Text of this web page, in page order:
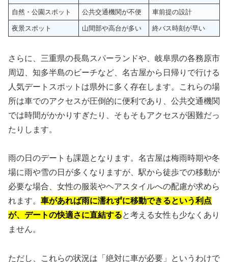
自然・公園スポット 公共交通機関が不便 車前提の設計
夜景スポット 山間部や高台が多い 終バス時刻が早い
さらに、三重県の長島スパーランドや、岐阜県の各務原市
周辺、知多半島のビーチなど、名古屋から日帰りで行ける
人気デートスポットは県外に多く存在します。これらの場
所は車でのアクセスが圧倒的に便利であり、公共交通機関
では時間がかかりすぎたり、そもそもアクセスが困難だっ
たりします。
雨の日のデートも課題となります。名古屋は梅雨時期や冬
場に雨や雪の日が多くなりますが、駅から徒歩での移動が
必要な場合、女性の服装やヘアスタイルへの配慮が求めら
れます。 車があれば雨に濡れずに移動できるという利点
が、デートの快適さに直結すると考える女性も少なくあり
ません。
ただし、これらの状況は「絶対に車が必要」というわけで